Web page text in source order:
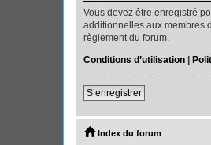
Vous devez être enregistré
additionnelles aux membres
règlement du forum.
Conditions d’utilisation |
S’enregistrer
Index du forum